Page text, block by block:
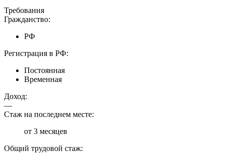
Требования
Гражданство:
РФ
Регистрация в РФ:
Постоянная
Временная
Доход:
—
Стаж на последнем месте:
от 3 месяцев
Общий трудовой стаж: